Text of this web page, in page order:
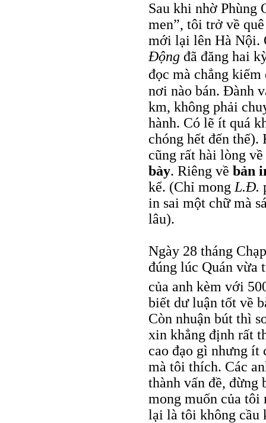
Sau khi nhờ Phùng
men”, tôi trở về
mới lại lên Hà Nội.
Động đã đăng hai
đọc mà chẳng
nơi nào bán. Đành
km, không phải
hành. Có lẽ ít quá
chóng hết đến thế).
cũng rất hài lòng
bày. Riêng về bản
kể. (Chỉ mong L.Đ.
in sai một chữ mà
lâu).
Ngày 28 tháng
đúng lúc Quán vừa
của anh kèm với
biết dư luận tốt về
Còn nhuận bút thì
xin khẳng định rất
cao đạo gì nhưng ít
mà tôi thích. Các
thành vấn đề, đừng
mong muốn của tôi
lại là tôi không cầu